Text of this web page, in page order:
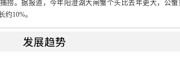
捞。据报道，今年阳澄湖大闸蟹个头比去年更大，公
约10%。